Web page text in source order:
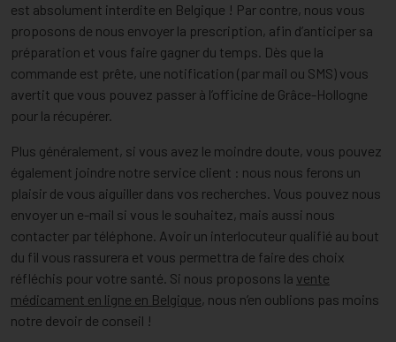
est absolument interdite en Belgique ! Par contre, nous vous
proposons de nous envoyer la prescription, afin d’anticiper sa
préparation et vous faire gagner du temps. Dès que la
commande est prête, une notification (par mail ou SMS) vous
avertit que vous pouvez passer à l’officine de Grâce-Hollogne
pour la récupérer.
Plus généralement, si vous avez le moindre doute, vous pouvez
également joindre notre service client : nous nous ferons un
plaisir de vous aiguiller dans vos recherches. Vous pouvez nous
envoyer un e-mail si vous le souhaitez, mais aussi nous
contacter par téléphone. Avoir un interlocuteur qualifié au bout
du fil vous rassurera et vous permettra de faire des choix
réfléchis pour votre santé. Si nous proposons la vente
médicament en ligne en Belgique, nous n’en oublions pas moins
notre devoir de conseil !